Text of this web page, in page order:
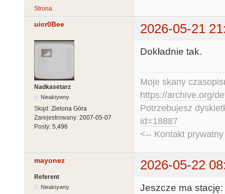
Strona
uicr0Bee 2026-05-21
Nadkasetarz
Nieaktywny
Skąd: Zielona Góra
Zarejestrowany: 2007-05-07
Posty: 5,496
Dokładnie tak.
Moje skany
https://archive.org/
Potrzebujesz
id=18887
<-- Kontakt
mayonez 2026-05-22
Referent
Nieaktywny
Jeszcze ma stację: